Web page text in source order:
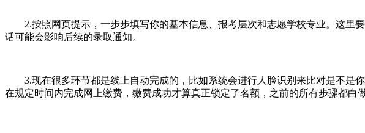
2.按照网页提示，一步步填写你的基本信息、报考层次和志愿学校专业。这里
话可能会影响后续的录取通知。
3.现在很多环节都是线上自动完成的，比如系统会进行人脸识别来比对是不是
在规定时间内完成网上缴费，缴费成功才算真正锁定了名额，之前的所有步骤都白做